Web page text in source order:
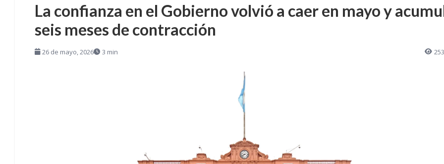
La confianza en el Gobierno volvió a caer en mayo y
seis meses de contracción
26 de mayo, 2026 3 min 253